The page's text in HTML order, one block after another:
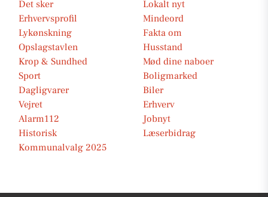
Det sker
Lokalt nyt
Erhvervsprofil
Mindeord
Lykønskning
Fakta om
Opslagstavlen
Husstand
Krop & Sundhed
Mød dine naboer
Sport
Boligmarked
Dagligvarer
Biler
Vejret
Erhverv
Alarm112
Jobnyt
Historisk
Læserbidrag
Kommunalvalg 2025